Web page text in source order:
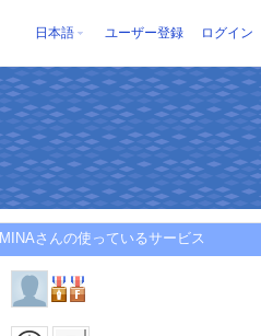
日本語 ユーザー登録 ログイン
MINAさんの使っているサービス